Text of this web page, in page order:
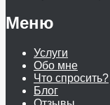
Меню
Услуги
Обо мне
Что спросить?
Блог